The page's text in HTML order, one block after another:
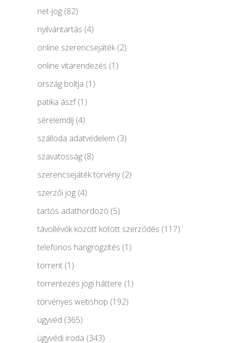
net-jog (82)
nyilvántartás (4)
online szerencsejáték(2)
online vitarendezés (1)
ország boltja (1)
patika ászf(1)
sérelemdíj (4)
szálloda adatvédelem (3)
szavatosság (8)
szerencsejáték törvény(2)
szerzői jog (4)
tartós adathordozó (5)
távollévők között kötött szerződés (117)
telefonos hangrögzítés (1)
torrent (1)
torrentezés jogi háttere (1)
törvényes webshop (192)
ügyvéd (365)
ügyvédi iroda (343)